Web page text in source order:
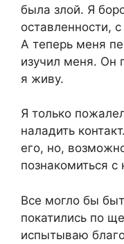
была злой. Я
оставленности,
А теперь меня
изучил меня. Он
я живу.
Я только
наладить
его, но,
познакомиться
Все могло бы
покатились по
испытываю